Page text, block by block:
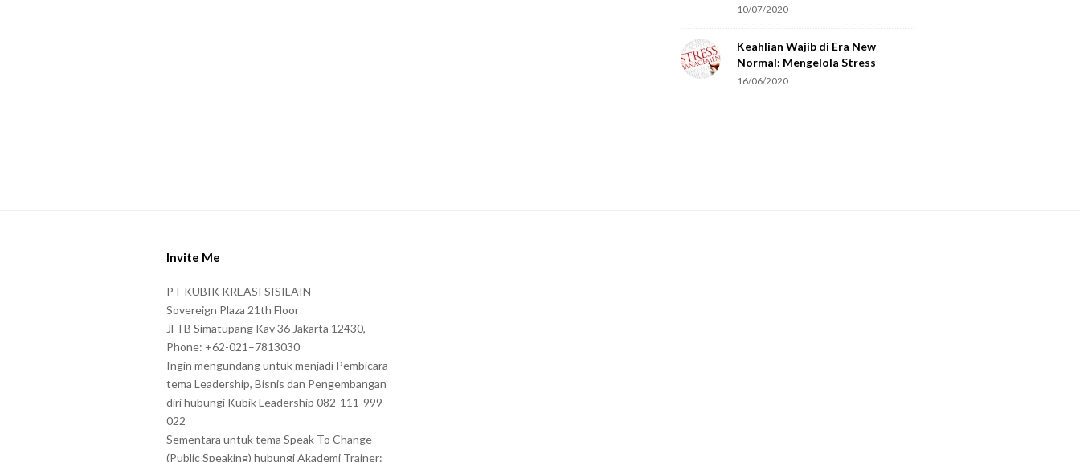
10/07/2020
Keahlian Wajib di Era New
Normal: Mengelola Stress
16/06/2020
Invite Me
PT KUBIK KREASI SISILAIN
Sovereign Plaza 21th Floor
Jl TB Simatupang Kav 36 Jakarta 12430,
Phone: +62-021–7813030
Ingin mengundang untuk menjadi Pembicara
tema Leadership, Bisnis dan Pengembangan
diri hubungi Kubik Leadership 082-111-999-
022
Sementara untuk tema Speak To Change
(Public Speaking) hubungi Akademi Trainer: